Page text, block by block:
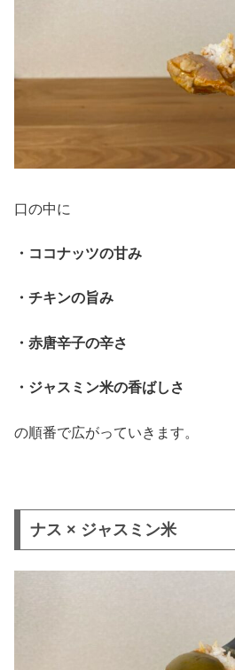
口の中に
・ココナッツの甘み
・チキンの旨み
・赤唐辛子の辛さ
・ジャスミン米の香ばしさ
の順番で広がっていきます。
ナス × ジャスミン米